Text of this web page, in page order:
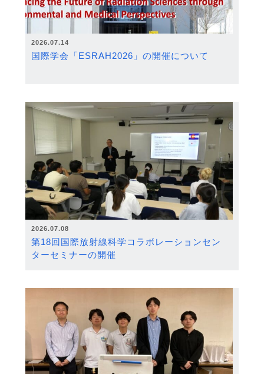
2026.07.14
国際学会「ESRAH2026」の開催について
2026.07.08
第18回国際放射線科学コラボレーションセン
ターセミナーの開催